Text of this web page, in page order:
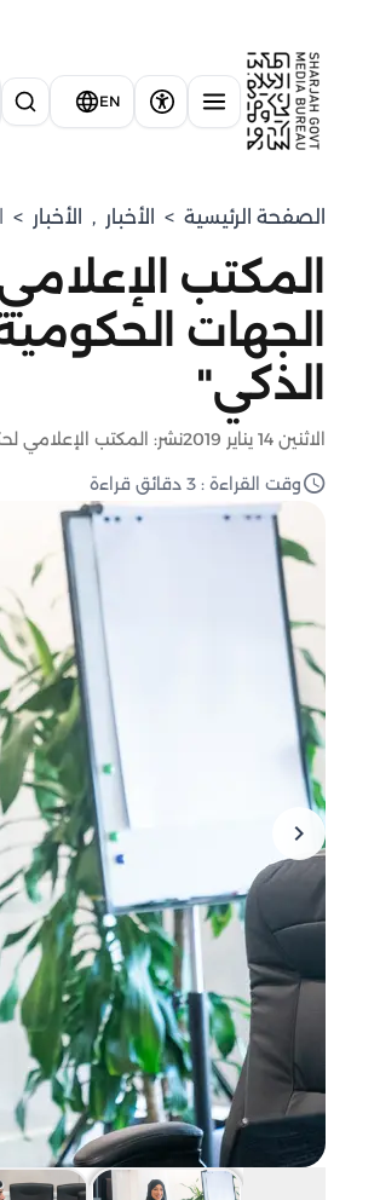
EN
الصفحة الرئيسية > الأخبار , الأخبار >
المكتب
الجهات
الذكي"
الاثنين 14 يناير 2019 نشر: المكتب الإعلامي
وقت القراءة : 3 دقائق قراءة